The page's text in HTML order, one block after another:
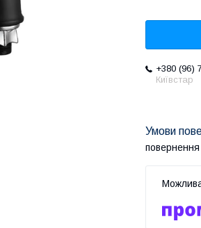
+380 (96)
Київстар
повернення